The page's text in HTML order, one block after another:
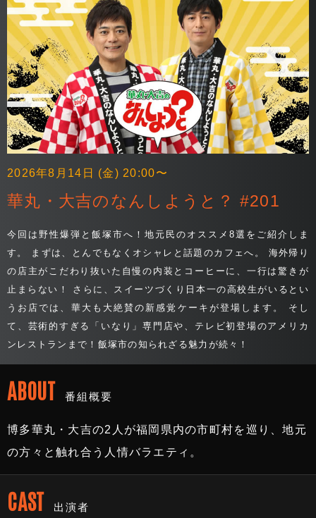
2026年8月14日 (金) 20:00〜
華丸・大吉のなんしようと？ #201
今回は野性爆弾と飯塚市へ！地元民のオススメ8選をご紹介しま
す。 まずは、とんでもなくオシャレと話題のカフェへ。 海外帰り
の店主がこだわり抜いた自慢の内装とコーヒーに、一行は驚きが
止まらない！ さらに、スイーツづくり日本一の高校生がいるとい
うお店では、華大も大絶賛の新感覚ケーキが登場します。 そし
て、芸術的すぎる「いなり」専門店や、テレビ初登場のアメリカ
ンレストランまで！飯塚市の知られざる魅力が続々！
ABOUT 番組概要
博多華丸・大吉の2人が福岡県内の市町村を巡り、地元
の方々と触れ合う人情バラエティ。
CAST 出演者